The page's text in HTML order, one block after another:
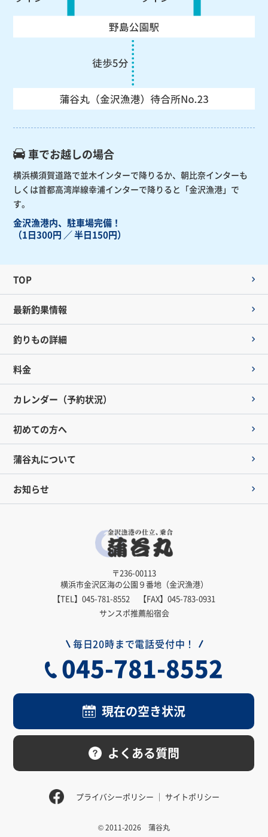
車でお越しの場合
横浜横須賀道路で並木インターで降りるか、朝比奈インターも
しくは首都高湾岸線幸浦インターで降りると「金沢漁港」で
す。
金沢漁港内、駐車場完備！
（1日300円 ／ 半日150円）
TOP
最新釣果情報
釣りもの詳細
料金
カレンダー（予約状況）
初めての方へ
蒲谷丸について
お知らせ
〒236-00113
横浜市金沢区海の公園９番地（金沢漁港）
【TEL】 045-781-8552
【FAX】045-783-0931
サンスポ推薦船宿会
毎日20時まで電話受付中！
045-781-8552
現在の空き状況
よくある質問
プライバシーポリシー サイトポリシー
© 2011-2026 蒲谷丸